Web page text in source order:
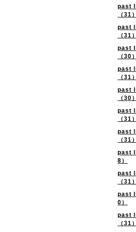
past
（31）
past
（31）
past
（30）
past
（31）
past
（30）
past
（31）
past
（31）
past
8）
past
（31）
past
0）
past
（31）